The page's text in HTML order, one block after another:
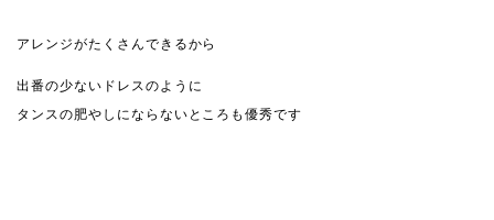
アレンジがたくさんできるから
出番の少ないドレスのように
タンスの肥やしにならないところも優秀です